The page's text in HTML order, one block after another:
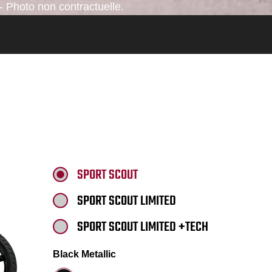
Photo non contractuelle.
SPORT SCOUT
SPORT SCOUT LIMITED
SPORT SCOUT LIMITED +TECH
Black Metallic